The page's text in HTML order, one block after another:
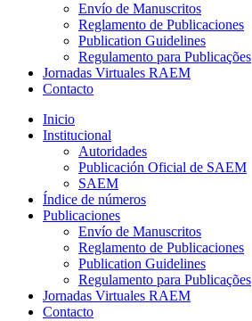
Envío de Manuscritos
Reglamento de Publicaciones
Publication Guidelines
Regulamento para Publicações
Jornadas Virtuales RAEM
Contacto
Inicio
Institucional
Autoridades
Publicación Oficial de SAEM
SAEM
Índice de números
Publicaciones
Envío de Manuscritos
Reglamento de Publicaciones
Publication Guidelines
Regulamento para Publicações
Jornadas Virtuales RAEM
Contacto